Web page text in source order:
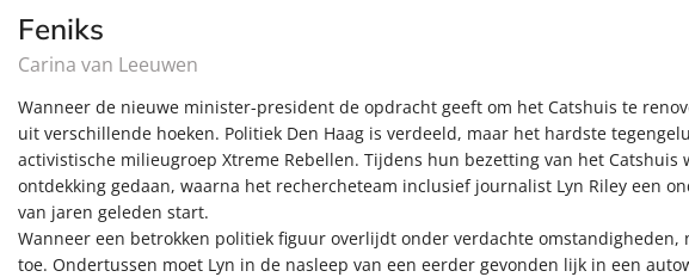
Feniks
Carina van Leeuwen
Wanneer de nieuwe minister-president de opdracht geeft om het Catshuis te
uit verschillende hoeken. Politiek Den Haag is verdeeld, maar het hardste
activistische milieugroep Xtreme Rebellen. Tijdens hun bezetting van het Catshuis
ontdekking gedaan, waarna het rechercheteam inclusief journalist Lyn Riley een
van jaren geleden start.
Wanneer een betrokken politiek figuur overlijdt onder verdachte omstandigheden,
toe. Ondertussen moet Lyn in de nasleep van een eerder gevonden lijk in een